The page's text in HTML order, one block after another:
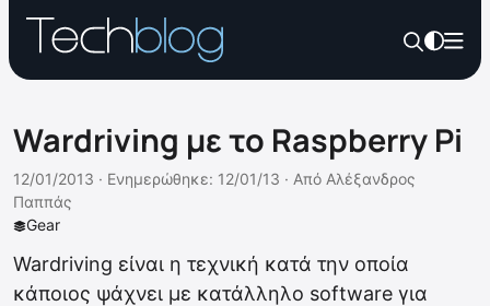
Wardriving με το Raspberry Pi
Gear
12/01/2013 · Ενημερώθηκε: 12/01/13 · Από Αλέξανδρος
Παππάς
Wardriving είναι η τεχνική κατά την οποία
κάποιος ψάχνει με κατάλληλο software για